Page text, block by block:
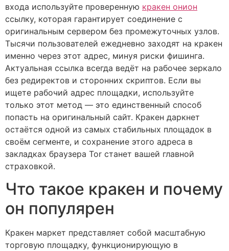
входа используйте проверенную кракен онион
ссылку, которая гарантирует соединение с
оригинальным сервером без промежуточных узлов.
Тысячи пользователей ежедневно заходят на кракен
именно через этот адрес, минуя риски фишинга.
Актуальная ссылка всегда ведёт на рабочее зеркало
без редиректов и сторонних скриптов. Если вы
ищете рабочий адрес площадки, используйте
только этот метод — это единственный способ
попасть на оригинальный сайт. Кракен даркнет
остаётся одной из самых стабильных площадок в
своём сегменте, и сохранение этого адреса в
закладках браузера Tor станет вашей главной
страховкой.
Что такое кракен и почему
он популярен
Кракен маркет представляет собой масштабную
торговую площадку, функционирующую в